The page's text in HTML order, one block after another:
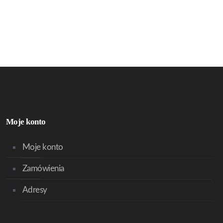
Moje konto
Moje konto
Zamówienia
Adresy